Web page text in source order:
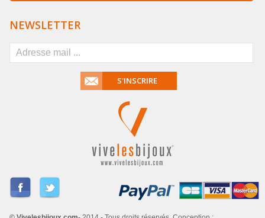
FAQ
Mentions légales
Conditions générales de
Livraison & paiement
Dropshipping
Partenaires
NEWSLETTER
S'INSCRIRE